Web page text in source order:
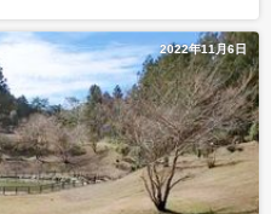
2022年11月6日